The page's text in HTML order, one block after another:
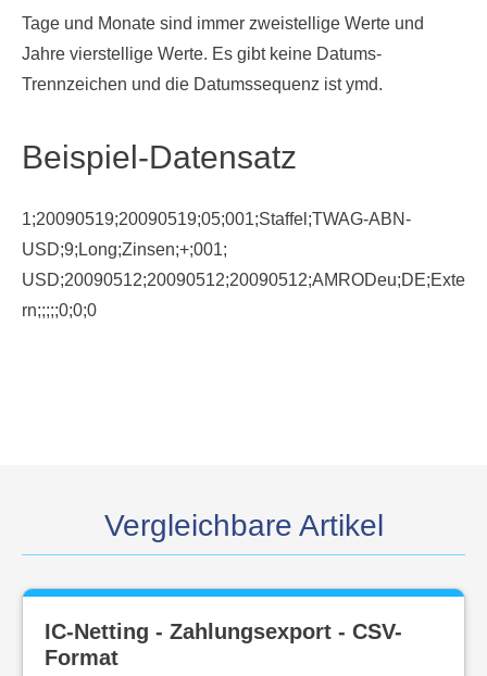
Tage und Monate sind immer zweistellige Werte und
Jahre vierstellige Werte. Es gibt keine Datums-
Trennzeichen und die Datumssequenz ist ymd.
Beispiel-Datensatz
1;20090519;20090519;05;001;Staffel;TWAG-ABN-
USD;9;Long;Zinsen;+;001;
USD;20090512;20090512;20090512;AMRODeu;DE;Exte
rn;;;;;0;0;0
Vergleichbare Artikel
IC-Netting - Zahlungsexport - CSV-
Format